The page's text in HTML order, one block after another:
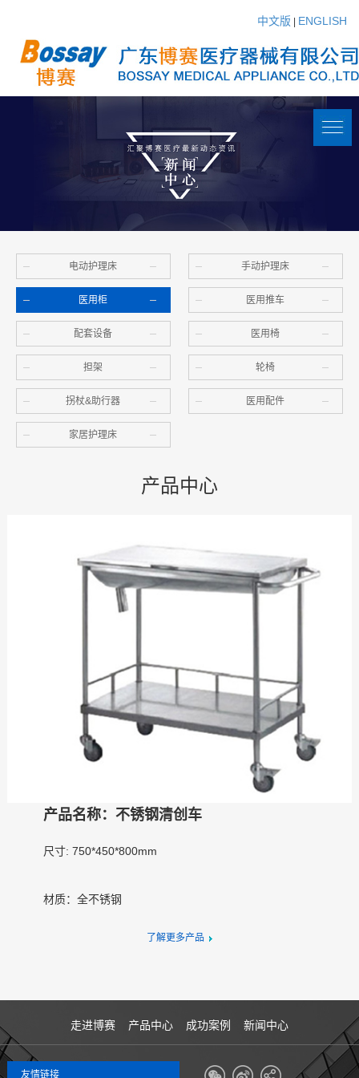
中文版 ENGLISH
电动护理床 手动护理床
医用柜 医用推车
配套设备 医用椅
担架 轮椅
拐杖&助行器 医用配件
家居护理床
产品中心
产品名称：不锈钢清创车
尺寸: 750*450*800mm
材质：全不锈钢
了解更多产品
走进博赛 产品中心 成功案例 新闻中心
友情链接